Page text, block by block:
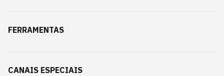
FERRAMENTAS
CANAIS ESPECIAIS